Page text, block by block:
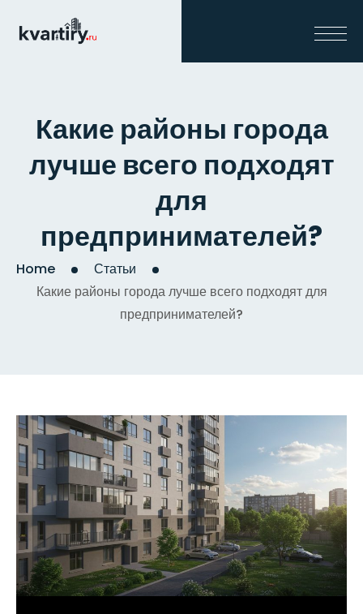
Какие районы города
лучше всего подходят
для
предпринимателей?
Home
Статьи
Какие районы города лучше всего подходят для
предпринимателей?